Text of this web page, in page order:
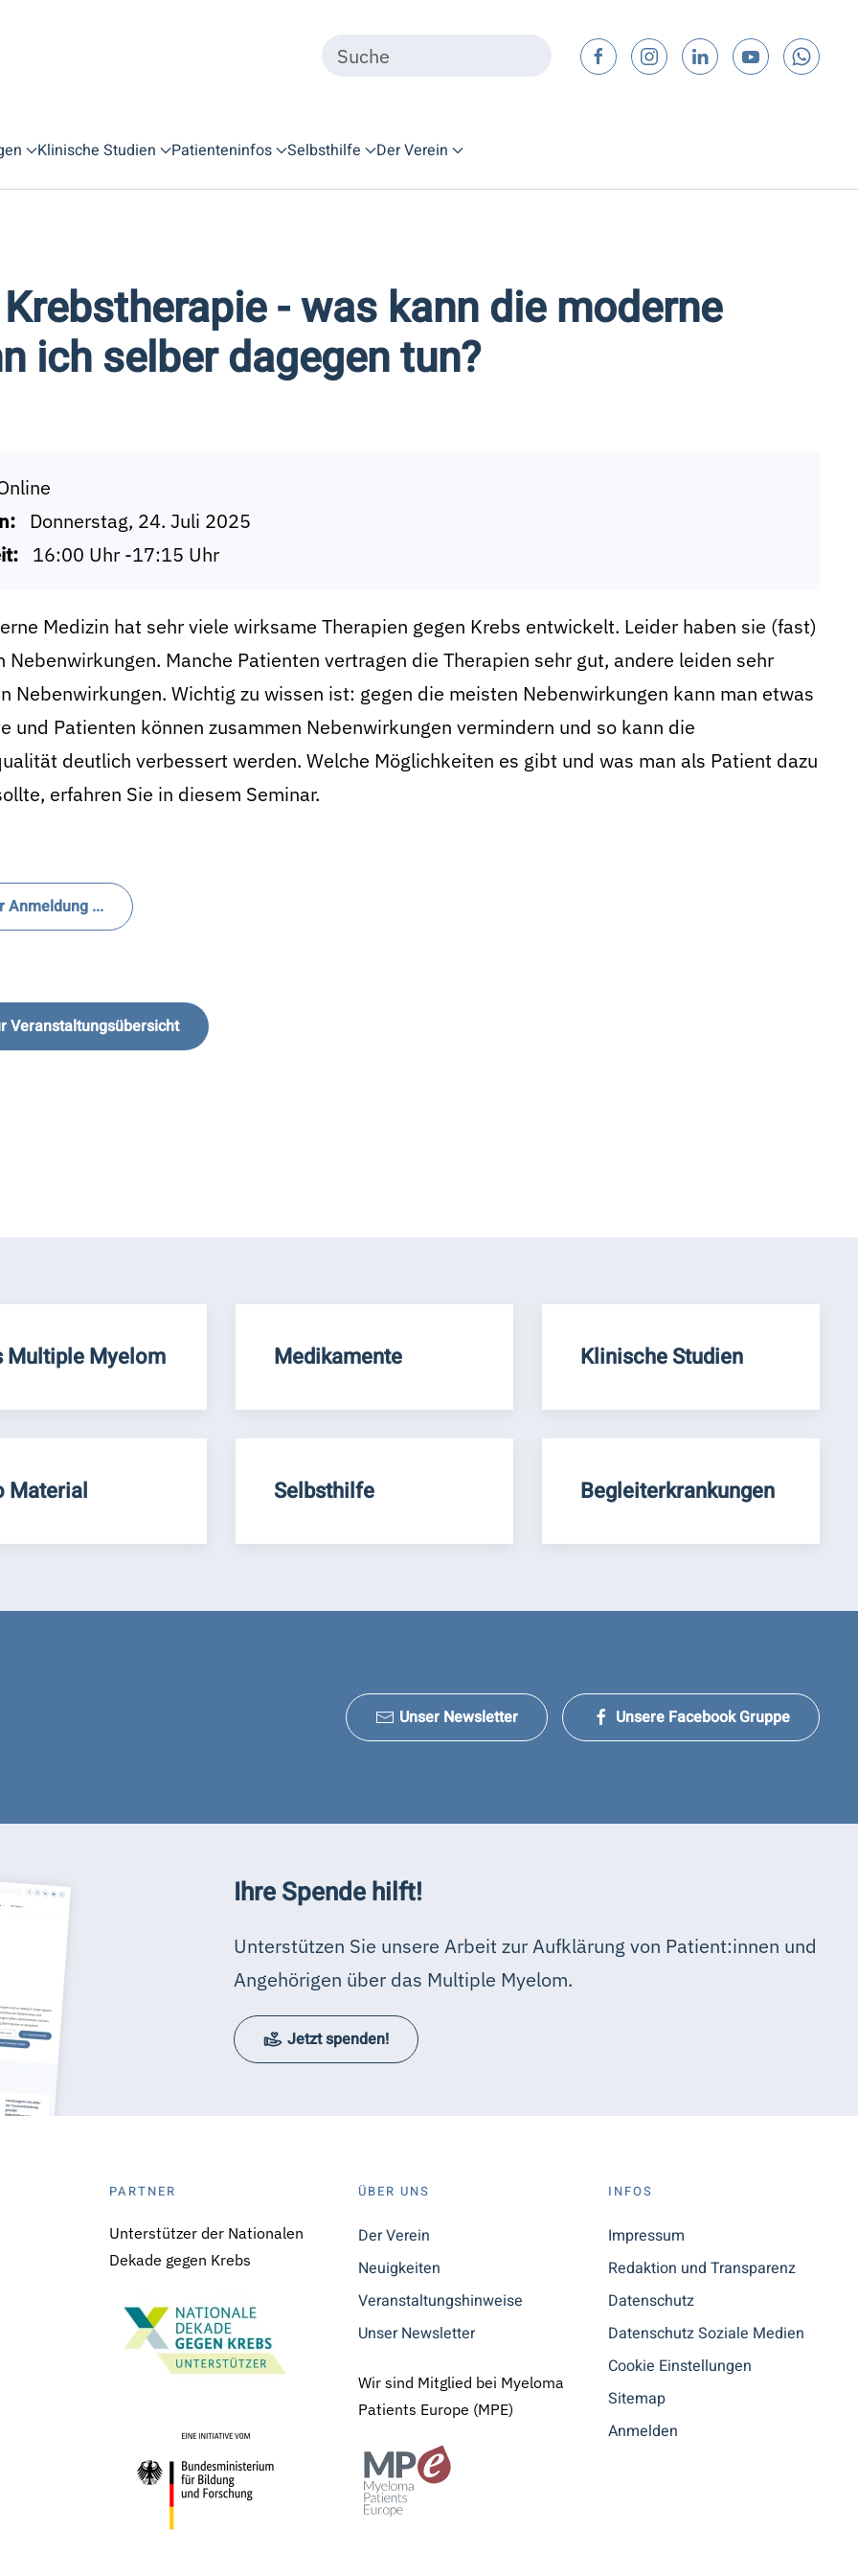
Klinische Studien Patienteninfos Selbsthilfe Der Verein
- was kann die moderne
ich selber dagegen tun?
Donnerstag, 24. Juli 2025
16:00 Uhr -17:15 Uhr
Medizin hat sehr viele wirksame Therapien gegen Krebs entwickelt. Leider haben sie (fast)
Nebenwirkungen. Manche Patienten vertragen die Therapien sehr gut, andere leiden sehr
Nebenwirkungen. Wichtig zu wissen ist: gegen die meisten Nebenwirkungen kann man etwas
und Patienten können zusammen Nebenwirkungen vermindern und so kann die
deutlich verbessert werden. Welche Möglichkeiten es gibt und was man als Patient dazu
erfahren Sie in diesem Seminar.
Anmeldung ...
Veranstaltungsübersicht
Multiple Myelom Medikamente Klinische Studien
Material Selbsthilfe Begleiterkrankungen
Unser Newsletter Unsere Facebook Gruppe
Ihre Spende hilft!
Unterstützen Sie unsere Arbeit zur Aufklärung von Patient:innen und
Angehörigen über das Multiple Myelom.
Jetzt spenden!
PARTNER
Unterstützer der Nationalen
Dekade gegen Krebs
ÜBER UNS
Der Verein
Neuigkeiten
Veranstaltungshinweise
Unser Newsletter
Wir sind Mitglied bei Myeloma
Patients Europe (MPE)
INFOS
Impressum
Redaktion und Transparenz
Datenschutz
Datenschutz Soziale Medien
Cookie Einstellungen
Sitemap
Anmelden